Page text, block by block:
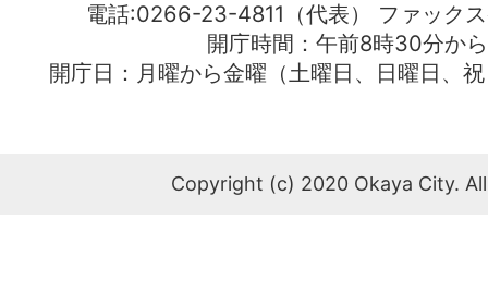
電話:0266-23-4811（代表） ファッ
開庁時間：午前8時30分か
開庁日：月曜から金曜（土曜日、日曜日、
Copyright (c) 2020 Okaya City.